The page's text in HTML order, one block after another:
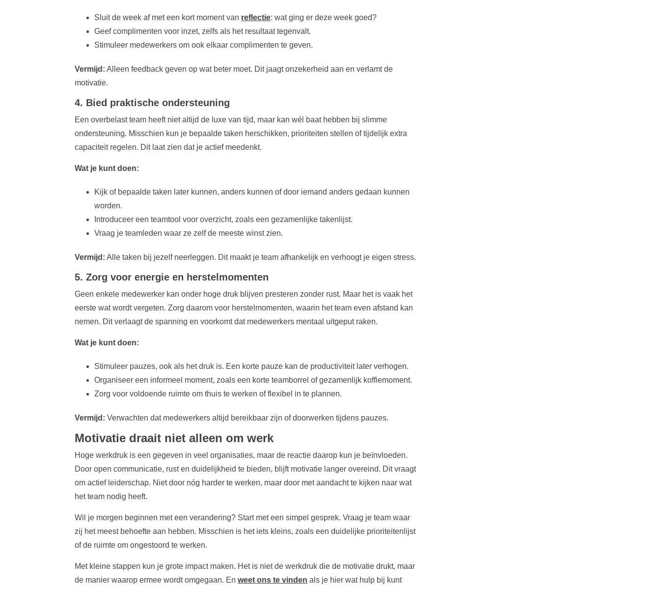
Sluit de week af met een kort moment van reflectie: wat ging er deze week goed?
Geef complimenten voor inzet, zelfs als het resultaat tegenvalt.
Stimuleer medewerkers om ook elkaar complimenten te geven.
Vermijd: Alleen feedback geven op wat beter moet. Dit jaagt onzekerheid aan en verlamt de
motivatie.
4. Bied praktische ondersteuning
Een overbelast team heeft niet altijd de luxe van tijd, maar kan wél baat hebben bij slimme
ondersteuning. Misschien kun je bepaalde taken herschikken, prioriteiten stellen of tijdelijk extra
capaciteit regelen. Dit laat zien dat je actief meedenkt.
Wat je kunt doen:
Kijk of bepaalde taken later kunnen, anders kunnen of door iemand anders gedaan kunnen
worden.
Introduceer een teamtool voor overzicht, zoals een gezamenlijke takenlijst.
Vraag je teamleden waar ze zelf de meeste winst zien.
Vermijd: Alle taken bij jezelf neerleggen. Dit maakt je team afhankelijk en verhoogt je eigen stress.
5. Zorg voor energie en herstelmomenten
Geen enkele medewerker kan onder hoge druk blijven presteren zonder rust. Maar het is vaak het
eerste wat wordt vergeten. Zorg daarom voor herstelmomenten, waarin het team even afstand kan
nemen. Dit verlaagt de spanning en voorkomt dat medewerkers mentaal uitgeput raken.
Wat je kunt doen:
Stimuleer pauzes, ook als het druk is. Een korte pauze kan de productiviteit later verhogen.
Organiseer een informeel moment, zoals een korte teamborrel of gezamenlijk koffiemoment.
Zorg voor voldoende ruimte om thuis te werken of flexibel in te plannen.
Vermijd: Verwachten dat medewerkers altijd bereikbaar zijn of doorwerken tijdens pauzes.
Motivatie draait niet alleen om werk
Hoge werkdruk is een gegeven in veel organisaties, maar de reactie daarop kun je beïnvloeden.
Door open communicatie, rust en duidelijkheid te bieden, blijft motivatie langer overeind. Dit vraagt
om actief leiderschap. Niet door nóg harder te werken, maar door met aandacht te kijken naar wat
het team nodig heeft.
Wil je morgen beginnen met een verandering? Start met een simpel gesprek. Vraag je team waar
zij het meest behoefte aan hebben. Misschien is het iets kleins, zoals een duidelijke prioriteitenlijst
of de ruimte om ongestoord te werken.
Met kleine stappen kun je grote impact maken. Het is niet de werkdruk die de motivatie drukt, maar
de manier waarop ermee wordt omgegaan. En weet ons te vinden als je hier wat hulp bij kunt